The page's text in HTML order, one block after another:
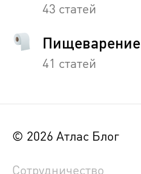
43 статей
Пищеварение
41 статей
© 2026 Атлас Блог
Сотрудничество